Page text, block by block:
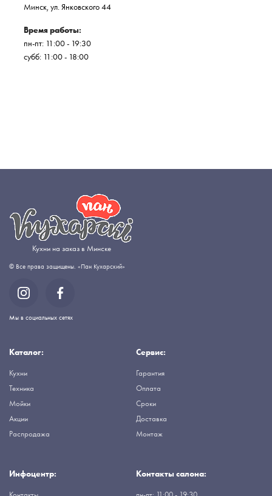
Минск, ул. Янковского 44
Время работы:
пн-пт: 11:00 - 19:30
субб: 11:00 - 18:00
Кухни на заказ в Минске
© Все права защищены. «Пан Кухарский»
Мы в социальных сетях
Каталог:
Кухни
Техника
Мойки
Акции
Распродажа
Сервис:
Гарантия
Оплата
Сроки
Доставка
Монтаж
Инфоцентр: Контакты салона: